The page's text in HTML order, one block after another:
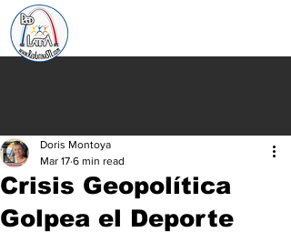
Crisis Geopolítica
Golpea el Deporte
Doris Montoya
Mar 17 6 min read